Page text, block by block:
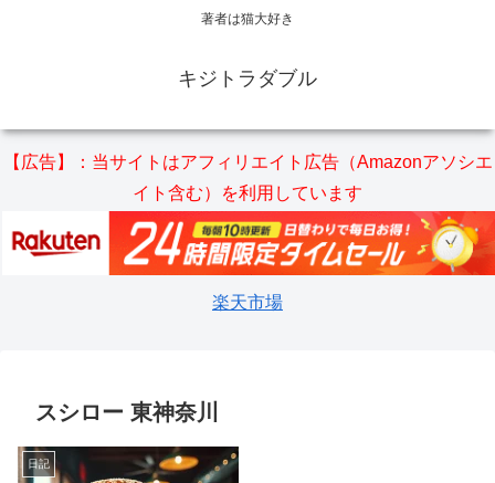
著者は猫大好き
キジトラダブル
【広告】：当サイトはアフィリエイト広告（Amazonアソシエ
イト含む）を利用しています
楽天市場
スシロー 東神奈川
日記